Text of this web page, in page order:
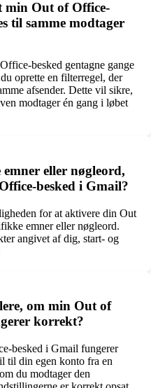
min Out of Office-
til samme modtager
besked gentagne gange
oprette en filterregel, der
afsender. Dette vil sikre,
modtager én gang i løbet
eller nøgleord,
besked i Gmail?
for at aktivere din Out
emner eller nøgleord.
angivet af dig, start- og
om min Out of
korrekt?
besked i Gmail fungerer
til din egen konto fra en
du modtager den